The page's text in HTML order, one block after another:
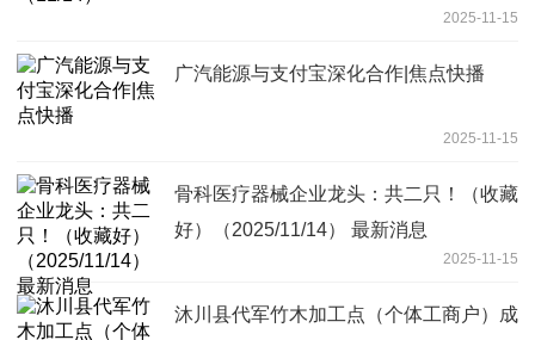
2025-11-15
广汽能源与支付宝深化合作|焦点快播
2025-11-15
骨科医疗器械企业龙头：共二只！（收藏
好）（2025/11/14） 最新消息
2025-11-15
沐川县代军竹木加工点（个体工商户）成